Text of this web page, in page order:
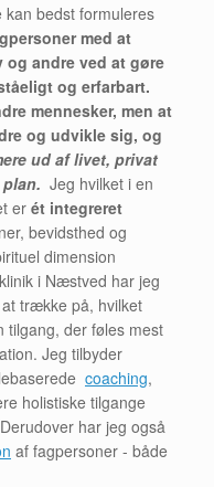
kan bedst formuleres
med at
andre ved at gøre
og erfarbart.
mennesker, men at
og udvikle sig, og
ud af livet, privat
Jeg hvilket i en
er ét integreret
bevidsthed og
dimension
i Næstved har jeg
trække på, hvilket
der føles mest
Jeg tilbyder
coaching,
holistiske tilgange
har jeg også
af fagpersoner - både